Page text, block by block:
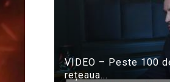
VIDEO – Peste 100
rețeaua...